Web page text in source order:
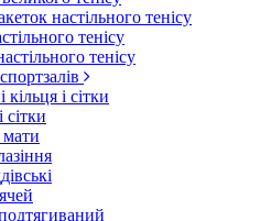
настільного тенісу
тенісу
тенісу
кільця і сітки
мати